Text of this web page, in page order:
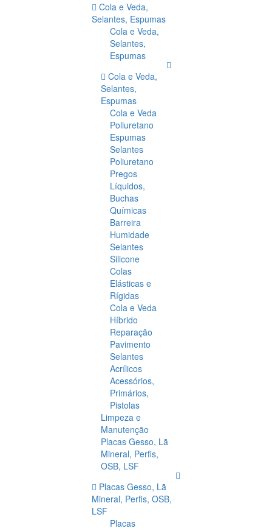
Cola e Veda,
Selantes, Espumas
Cola e Veda,
Selantes,
Espumas
Cola e Veda,
Selantes,
Espumas
Cola e Veda
Poliuretano
Espumas
Selantes
Poliuretano
Pregos
Líquidos,
Buchas
Químicas
Barreira
Humidade
Selantes
Silicone
Colas
Elásticas e
Rígidas
Cola e Veda
Híbrido
Reparação
Pavimento
Selantes
Acrílicos
Acessórios,
Primários,
Pistolas
Limpeza e
Manutenção
Placas Gesso, Lã
Mineral, Perfis,
OSB, LSF
Placas Gesso, Lã
Mineral, Perfis, OSB,
LSF
Placas